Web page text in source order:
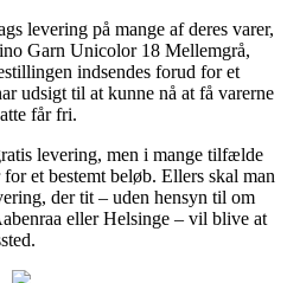
levering på mange af deres varer,
Garn Unicolor 18 Mellemgrå,
indsendes forud for et
udsigt til at kunne nå at få varerne
får fri.
levering, men i mange tilfælde
et bestemt beløb. Ellers skal man
der tit – uden hensyn til om
eller Helsinge – vil blive at